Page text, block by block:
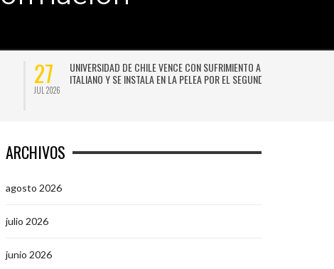
27
JUL 2026
UNIVERSIDAD DE CHILE VENCE CON SUFRIMIENTO A AUDAX
ITALIANO Y SE INSTALA EN LA PELEA POR EL SEGUNDO LUGAR
ARCHIVOS
agosto 2026
julio 2026
junio 2026